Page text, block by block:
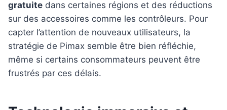
gratuite dans certaines régions et des réductions
sur des accessoires comme les contrôleurs. Pour
capter l’attention de nouveaux utilisateurs, la
stratégie de Pimax semble être bien réfléchie,
même si certains consommateurs peuvent être
frustrés par ces délais.